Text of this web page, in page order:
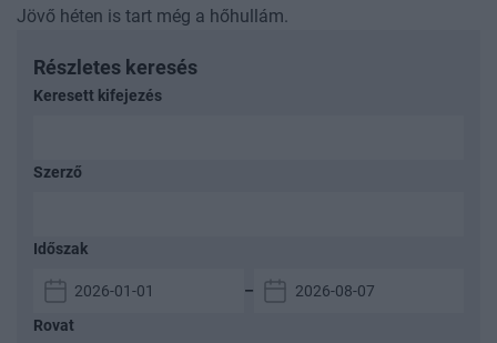
Jövő héten is tart még a hőhullám.
Részletes keresés
Keresett kifejezés
Szerző
Időszak
–
Rovat